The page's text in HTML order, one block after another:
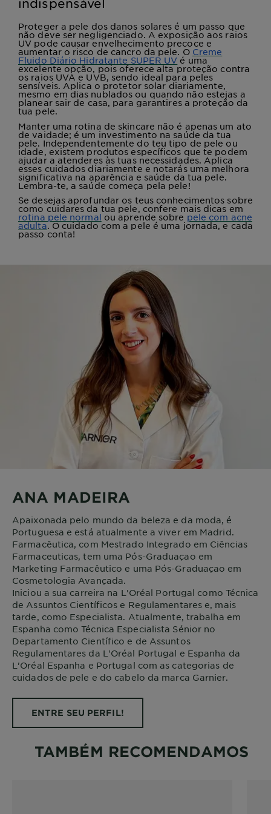
indispensável
Proteger a pele dos danos solares é um passo que
não deve ser negligenciado. A exposição aos raios
UV pode causar envelhecimento precoce e
aumentar o risco de cancro da pele. O Creme
Fluido Diário Hidratante SUPER UV é uma
excelente opção, pois oferece alta proteção contra
os raios UVA e UVB, sendo ideal para peles
sensíveis. Aplica o protetor solar diariamente,
mesmo em dias nublados ou quando não estejas a
planear sair de casa, para garantires a proteção da
tua pele.
Manter uma rotina de skincare não é apenas um ato
de vaidade; é um investimento na saúde da tua
pele. Independentemente do teu tipo de pele ou
idade, existem produtos específicos que te podem
ajudar a atenderes às tuas necessidades. Aplica
esses cuidados diariamente e notarás uma melhora
significativa na aparência e saúde da tua pele.
Lembra-te, a saúde começa pela pele!
Se desejas aprofundar os teus conhecimentos sobre
como cuidares da tua pele, confere mais dicas em
rotina pele normal ou aprende sobre pele com acne
adulta. O cuidado com a pele é uma jornada, e cada
passo conta!
ANA MADEIRA
Apaixonada pelo mundo da beleza e da moda, é
Portuguesa e está atualmente a viver em Madrid.
Farmacêutica, com Mestrado Integrado em Ciências
Farmaceuticas, tem uma Pós-Graduaçao em
Marketing Farmacêutico e uma Pós-Graduaçao em
Cosmetologia Avançada.
Iniciou a sua carreira na L'Oréal Portugal como Técnica
de Assuntos Científicos e Regulamentares e, mais
tarde, como Especialista. Atualmente, trabalha em
Espanha como Técnica Especialista Sénior no
Departamento Científico e de Assuntos
Regulamentares da L'Oréal Portugal e Espanha da
L'Oréal Espanha e Portugal com as categorias de
cuidados de pele e do cabelo da marca Garnier.
ENTRE SEU PERFIL!
TAMBÉM RECOMENDAMOS